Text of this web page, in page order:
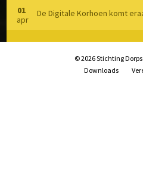
01
apr
De Digitale Korhoen komt
© 2026 Stichting
Downloads